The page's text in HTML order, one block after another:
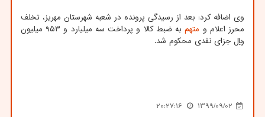
وی اضافه کرد: بعد از رسیدگی پرونده در شعبه شهرستان مهریز، تخلف
محرز اعلام و متهم
به ضبط کالا و پرداخت سه میلیارد و ۹۵۳ میلیون
ریال جزای نقدی محکوم شد.
1399/09/02
20:27:16